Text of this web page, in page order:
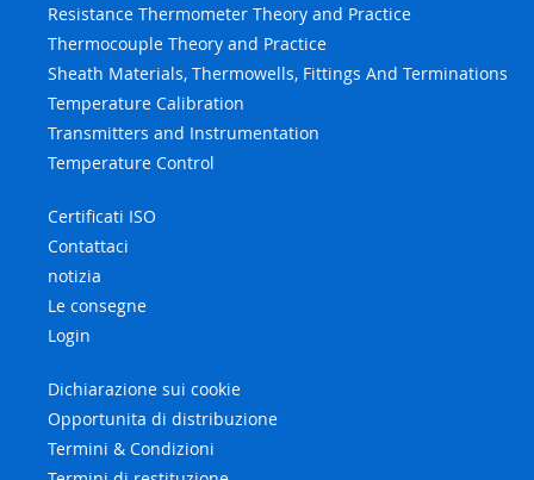
Resistance Thermometer Theory and Practice
Thermocouple Theory and Practice
Sheath Materials, Thermowells, Fittings And Terminations
Temperature Calibration
Transmitters and Instrumentation
Temperature Control
Certificati ISO
Contattaci
notizia
Le consegne
Login
Dichiarazione sui cookie
Opportunita di distribuzione
Termini & Condizioni